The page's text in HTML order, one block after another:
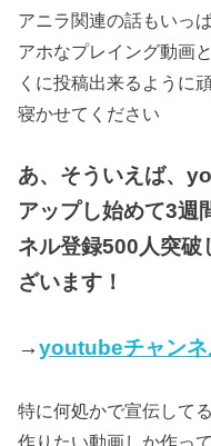
アニラ関連の話もいっ
アホなプレイング動画
くに投稿出来るように
寝かせてください
あ、そういえば、
アップし始めて3週
ネル登録500人突破
ざいます！
→youtubeチャン
特に何処かで宣伝して
作りたい動画しか作っ